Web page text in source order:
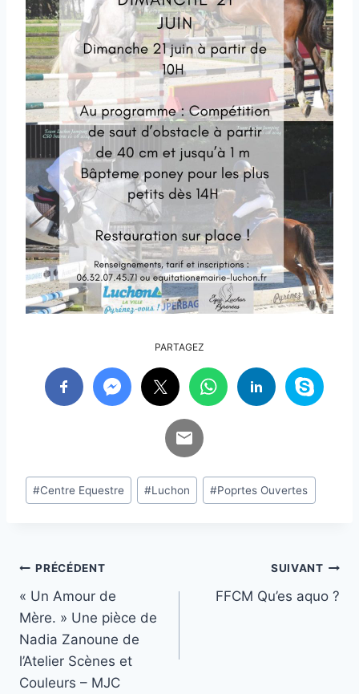
PARTAGEZ
Étiquettes
de
#Centre Equestre #Luchon #Poprtes Ouvertes
Navigation
de
l’article
PRÉCÉDENT
« Un Amour de
Mère. » Une pièce de
Nadia Zanoune de
l’Atelier Scènes et
Couleurs – MJC
SUIVANT
FFCM Qu’es aquo ?